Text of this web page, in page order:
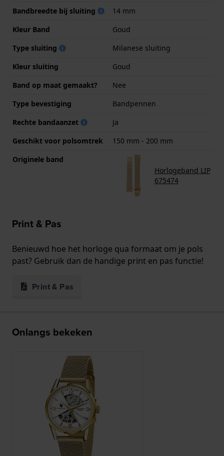
Bandbreedte bij sluiting
14 mm
Kleur Band
Goud
Type sluiting
Milanese sluiting
Kleur sluiting
Goud
Band op maat gemaakt?
Nee
Type bevestiging
Bandpennen
Rechte bandaanzet
Ja
Geschikt voor polsomtrek
150 mm - 200 mm
Originele band
Horlogeband LIP
675474
Print & Pas
Benieuwd hoe het horloge qua formaat om je pols
past? Gebruik dan de handige print en pas functie!
Print & Pas
Onlangs bekeken